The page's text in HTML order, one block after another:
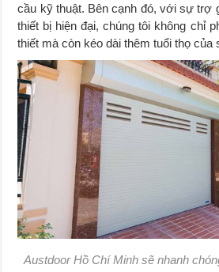
cầu kỹ thuật. Bên cạnh đó, với sự trợ
thiết bị hiện đại, chúng tôi không chỉ
thiết mà còn kéo dài thêm tuổi thọ của
Austdoor Hồ Chí Minh sẽ nhanh